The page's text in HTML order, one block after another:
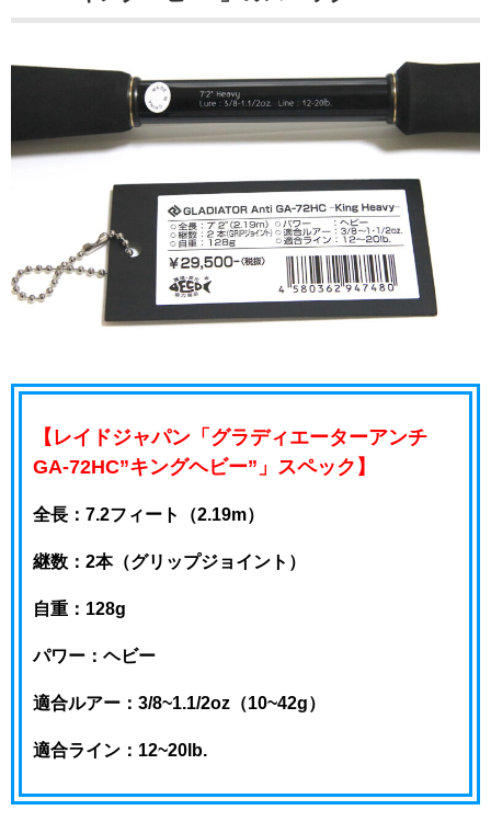
【レイドジャパン「グラディエーターアンチ
GA-72HC”キングヘビー”」スペック】
全長：7.2フィート（2.19m）
継数：2本（グリップジョイント）
自重：128g
パワー：ヘビー
適合ルアー：3/8~1.1/2oz（10~42g）
適合ライン：12~20lb.